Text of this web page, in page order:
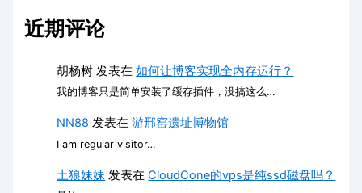
近期评论
胡杨树 发表在如何让博客实现全内存运行？
我的博客只是简单安装了缓存插件，没搞这么…
NN88 发表在游邢窑遗址博物馆
I am regular visitor…
土狼妹妹 发表在CloudCone的vps是纯ssd磁盘吗？